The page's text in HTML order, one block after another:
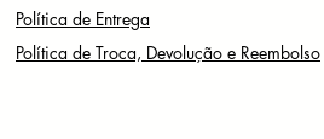
Política de Entrega
Política de Troca, Devolução e Reembolso